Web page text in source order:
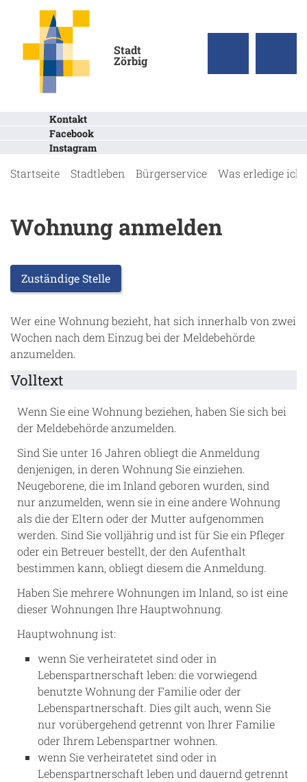
Stadt
Zörbig
Kontakt
Facebook
Instagram
Startseite Stadtleben Bürgerservice Was erledige ich
Wohnung anmelden
Zuständige Stelle
Wer eine Wohnung bezieht, hat sich innerhalb von zwei
Wochen nach dem Einzug bei der Meldebehörde
anzumelden.
Volltext
Wenn Sie eine Wohnung beziehen, haben Sie sich bei
der Meldebehörde anzumelden.
Sind Sie unter 16 Jahren obliegt die Anmeldung
denjenigen, in deren Wohnung Sie einziehen.
Neugeborene, die im Inland geboren wurden, sind
nur anzumelden, wenn sie in eine andere Wohnung
als die der Eltern oder der Mutter aufgenommen
werden. Sind Sie volljährig und ist für Sie ein Pfleger
oder ein Betreuer bestellt, der den Aufenthalt
bestimmen kann, obliegt diesem die Anmeldung.
Haben Sie mehrere Wohnungen im Inland, so ist eine
dieser Wohnungen Ihre Hauptwohnung.
Hauptwohnung ist:
wenn Sie verheiratetet sind oder in
Lebenspartnerschaft leben: die vorwiegend
benutzte Wohnung der Familie oder der
Lebenspartnerschaft. Dies gilt auch, wenn Sie
nur vorübergehend getrennt von Ihrer Familie
oder Ihrem Lebenspartner wohnen.
wenn Sie verheiratetet sind oder in
Lebenspartnerschaft leben und dauernd getrennt